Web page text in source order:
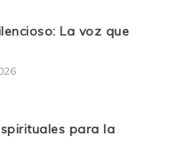
La voz que
para la